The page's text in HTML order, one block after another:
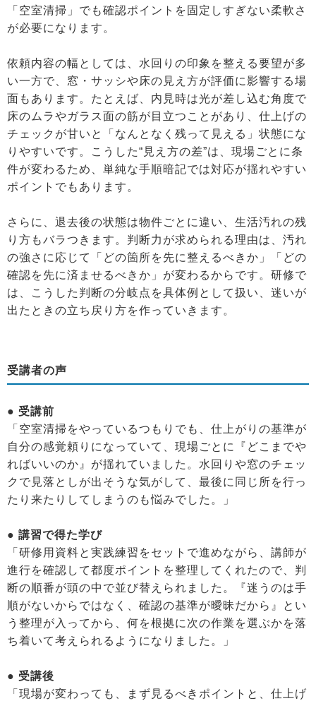
「空室清掃」でも確認ポイントを固定しすぎない柔軟さ
が必要になります。
依頼内容の幅としては、水回りの印象を整える要望が多
い一方で、窓・サッシや床の見え方が評価に影響する場
面もあります。たとえば、内見時は光が差し込む角度で
床のムラやガラス面の筋が目立つことがあり、仕上げの
チェックが甘いと「なんとなく残って見える」状態にな
りやすいです。こうした“見え方の差”は、現場ごとに条
件が変わるため、単純な手順暗記では対応が揺れやすい
ポイントでもあります。
さらに、退去後の状態は物件ごとに違い、生活汚れの残
り方もバラつきます。判断力が求められる理由は、汚れ
の強さに応じて「どの箇所を先に整えるべきか」「どの
確認を先に済ませるべきか」が変わるからです。研修で
は、こうした判断の分岐点を具体例として扱い、迷いが
出たときの立ち戻り方を作っていきます。
受講者の声
● 受講前
「空室清掃をやっているつもりでも、仕上がりの基準が
自分の感覚頼りになっていて、現場ごとに『どこまでや
ればいいのか』が揺れていました。水回りや窓のチェッ
クで見落としが出そうな気がして、最後に同じ所を行っ
たり来たりしてしまうのも悩みでした。」
● 講習で得た学び
「研修用資料と実践練習をセットで進めながら、講師が
進行を確認して都度ポイントを整理してくれたので、判
断の順番が頭の中で並び替えられました。『迷うのは手
順がないからではなく、確認の基準が曖昧だから』とい
う整理が入ってから、何を根拠に次の作業を選ぶかを落
ち着いて考えられるようになりました。」
● 受講後
「現場が変わっても、まず見るべきポイントと、仕上げ